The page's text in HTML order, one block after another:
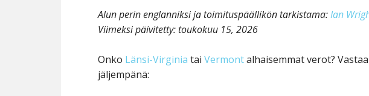
Alun perin englanniksi ja toimituspäällikön tarkistama:Ian
Viimeksi päivitetty:toukokuu 15, 2026
Onko Länsi-Virginia tai Vermontalhaisemmat verot?
jäljempänä: